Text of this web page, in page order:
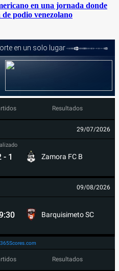
en una jornada donde
de podio venezolano
Resultados
29/07/2026
- 1 Zamora FC B
09/08/2026
Barquisimeto SC
365Scores.com
Resultados